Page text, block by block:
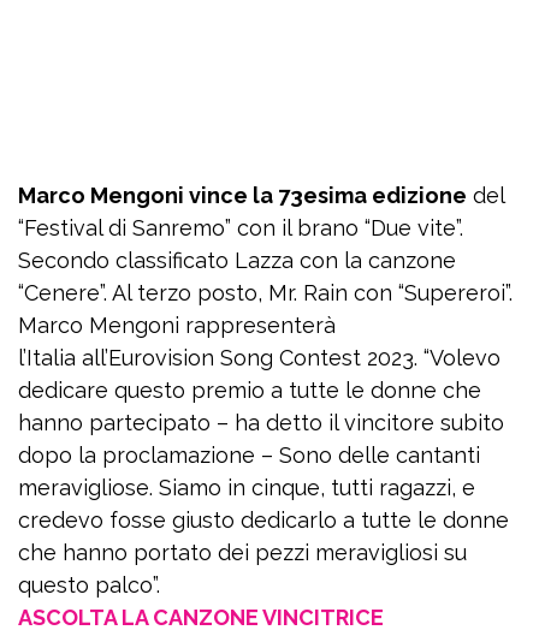
Marco Mengoni vince la 73esima edizione del
“Festival di Sanremo” con il brano “Due vite”.
Secondo classificato Lazza con la canzone
“Cenere”. Al terzo posto, Mr. Rain con “Supereroi”.
Marco Mengoni rappresenterà
l’Italia all’Eurovision Song Contest 2023. “Volevo
dedicare questo premio a tutte le donne che
hanno partecipato – ha detto il vincitore subito
dopo la proclamazione – Sono delle cantanti
meravigliose. Siamo in cinque, tutti ragazzi, e
credevo fosse giusto dedicarlo a tutte le donne
che hanno portato dei pezzi meravigliosi su
questo palco”.
ASCOLTA LA CANZONE VINCITRICE